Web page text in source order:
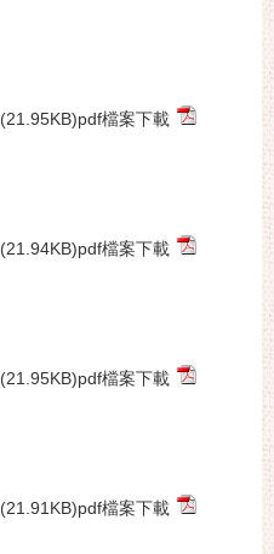
(21.95KB)pdf檔案下載
(21.94KB)pdf檔案下載
(21.95KB)pdf檔案下載
(21.91KB)pdf檔案下載